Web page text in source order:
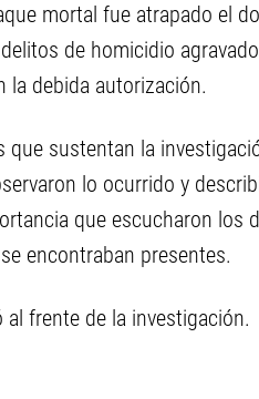
mortal fue atrapado el
de homicidio
la debida autorización.
que sustentan la
lo ocurrido y
que escucharon los
encontraban presentes.
frente de la investigación.